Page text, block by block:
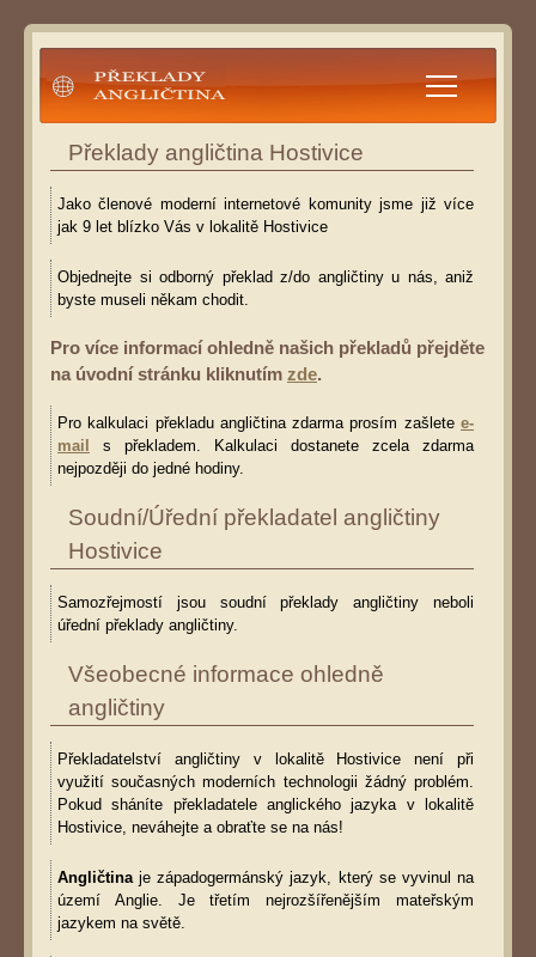
Překlady angličtina
Překlady angličtina Hostivice
Jako členové moderní internetové komunity jsme již více
jak 9 let blízko Vás v lokalitě Hostivice
Objednejte si odborný překlad z/do angličtiny u nás, aniž
byste museli někam chodit.
Pro více informací ohledně našich překladů přejděte
na úvodní stránku kliknutím zde.
Pro kalkulaci překladu angličtina zdarma prosím zašlete e-
mail
s překladem. Kalkulaci dostanete zcela zdarma
nejpozději do jedné hodiny.
Soudní/Úřední překladatel angličtiny
Hostivice
Samozřejmostí jsou soudní překlady angličtiny neboli
úřední překlady angličtiny.
Všeobecné informace ohledně
angličtiny
Překladatelství angličtiny v lokalitě Hostivice není při
využití současných moderních technologii žádný problém.
Pokud sháníte překladatele anglického jazyka v lokalitě
Hostivice, neváhejte a obraťte se na nás!
Angličtina je západogermánský jazyk, který se vyvinul na
území Anglie. Je třetím nejrozšířenějším mateřským
jazykem na světě.